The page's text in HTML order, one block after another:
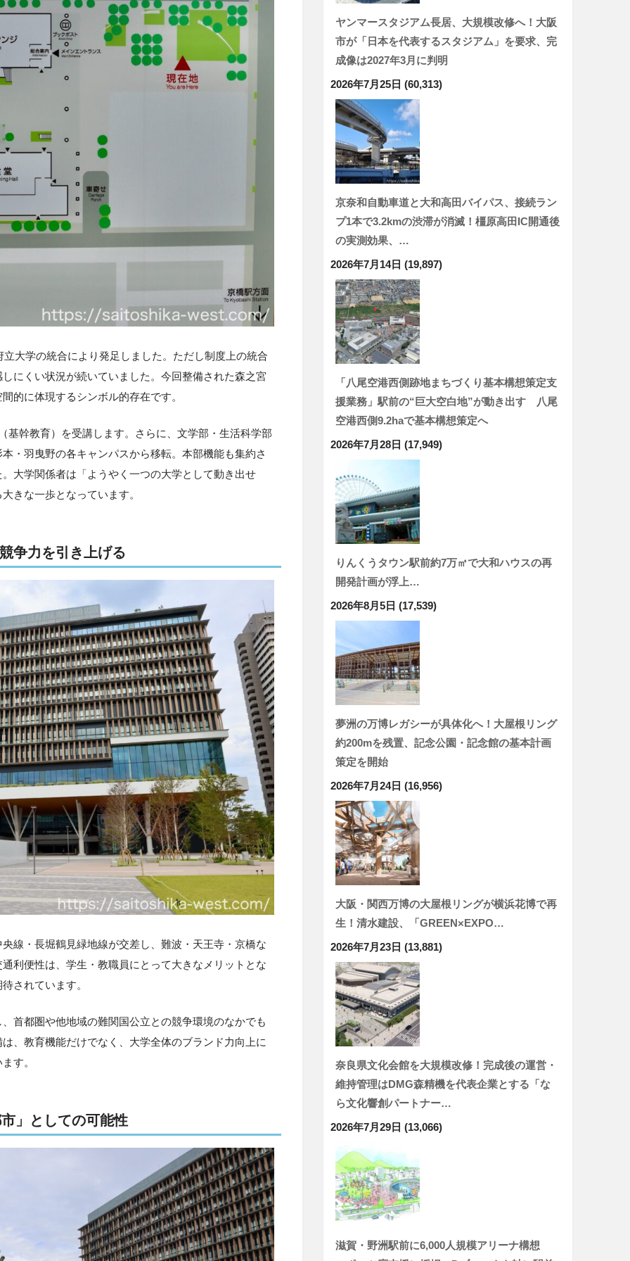
大学の統合により発足しました。ただし制度上の統合
にくい状況が続いていました。今回整備された森之宮
的に体現するシンボル的存在です。
基幹教育）を受講します。さらに、文学部・生活科学部
・羽曳野の各キャンパスから移転。本部機能も集約さ
大学関係者は「ようやく一つの大学として動き出せ
きな一歩となっています。
争力を引き上げる
線・長堀鶴見緑地線が交差し、難波・天王寺・京橋な
利便性は、学生・教職員にとって大きなメリットとな
されています。
首都圏や他地域の難関国公立との競争環境のなかでも
、教育機能だけでなく、大学全体のブランド力向上に
す。
」としての可能性
ヤンマースタジアム長居、大規模改修へ！大阪
市が「日本を代表するスタジアム」を要求、完
成像は2027年3月に判明
2026年7月25日 (60,313)
京奈和自動車道と大和高田バイパス、接続ラン
プ1本で3.2kmの渋滞が消滅！橿原高田IC開通後
の実測効果、…
2026年7月14日 (19,897)
「八尾空港西側跡地まちづくり基本構想策定支
援業務」駅前の“巨大空白地”が動き出す 八尾
空港西側9.2haで基本構想策定へ
2026年7月28日 (17,949)
りんくうタウン駅前約7万㎡で大和ハウスの再
開発計画が浮上…
2026年8月5日 (17,539)
夢洲の万博レガシーが具体化へ！大屋根リング
約200mを残置、記念公園・記念館の基本計画
策定を開始
2026年7月24日 (16,956)
大阪・関西万博の大屋根リングが横浜花博で再
生！清水建設、「GREEN×EXPO…
2026年7月23日 (13,881)
奈良県文化会館を大規模改修！完成後の運営・
維持管理はDMG森精機を代表企業とする「な
ら文化響創パートナー…
2026年7月29日 (13,066)
滋賀・野洲駅前に6,000人規模アリーナ構想